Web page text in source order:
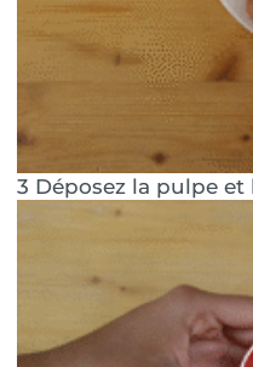
3 Déposez la pulpe et